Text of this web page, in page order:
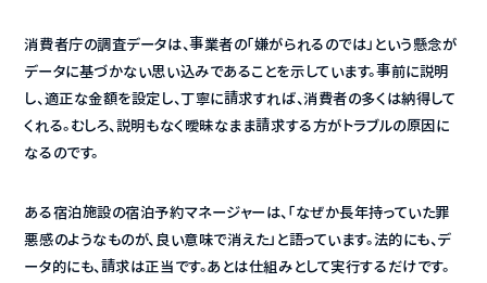
消費者庁の調査データは、事業者の「嫌がられるのでは」という懸念が
データに基づかない思い込みであることを示しています。事前に説明
し、適正な金額を設定し、丁寧に請求すれば、消費者の多くは納得して
くれる。むしろ、説明もなく曖昧なまま請求する方がトラブルの原因に
なるのです。
ある宿泊施設の宿泊予約マネージャーは、「なぜか長年持っていた罪
悪感のようなものが、良い意味で消えた」と語っています。法的にも、デ
ータ的にも、請求は正当です。あとは仕組みとして実行するだけです。